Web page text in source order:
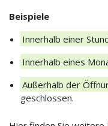
Beispiele
Innerhalb einer
Innerhalb eines
Außerhalb der
geschlossen.